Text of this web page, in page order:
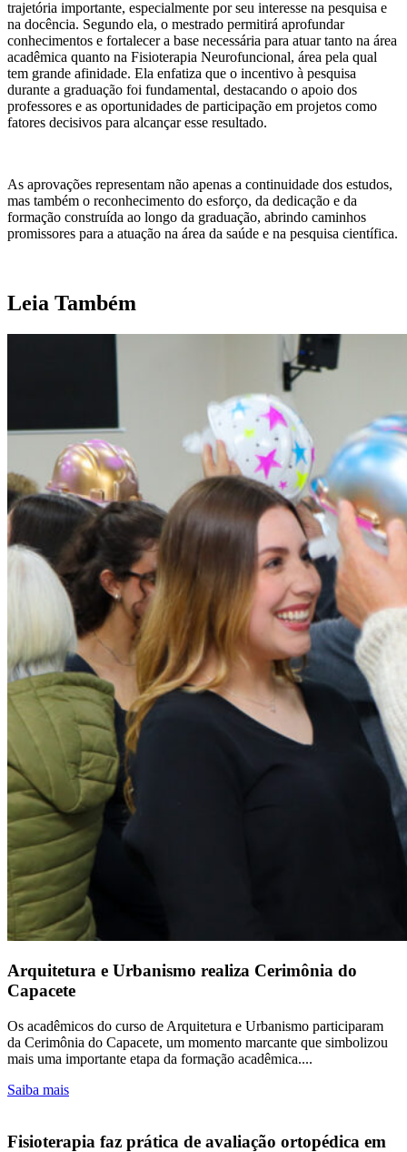
trajetória importante, especialmente por seu interesse na pesquisa e
na docência. Segundo ela, o mestrado permitirá aprofundar
conhecimentos e fortalecer a base necessária para atuar tanto na área
acadêmica quanto na Fisioterapia Neurofuncional, área pela qual
tem grande afinidade. Ela enfatiza que o incentivo à pesquisa
durante a graduação foi fundamental, destacando o apoio dos
professores e as oportunidades de participação em projetos como
fatores decisivos para alcançar esse resultado.
As aprovações representam não apenas a continuidade dos estudos,
mas também o reconhecimento do esforço, da dedicação e da
formação construída ao longo da graduação, abrindo caminhos
promissores para a atuação na área da saúde e na pesquisa científica.
Leia Também
Arquitetura e Urbanismo realiza Cerimônia do
Capacete
Os acadêmicos do curso de Arquitetura e Urbanismo participaram
da Cerimônia do Capacete, um momento marcante que simbolizou
mais uma importante etapa da formação acadêmica....
Saiba mais
Fisioterapia faz prática de avaliação ortopédica em